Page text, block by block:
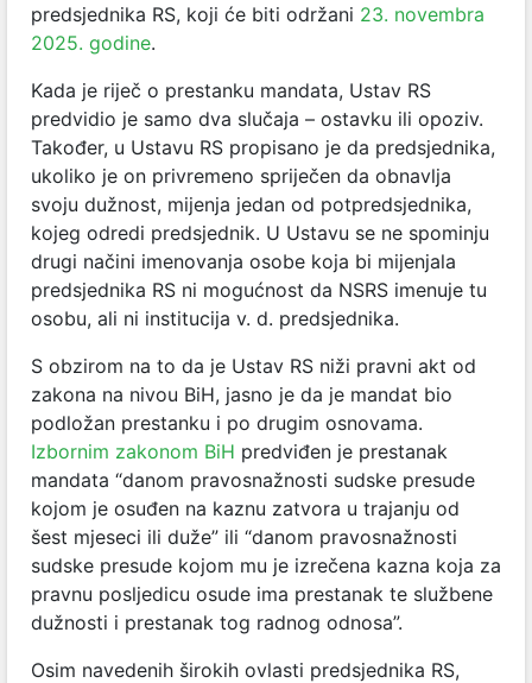
predsjednika RS, koji će biti održani 23. novembra
2025. godine.
Kada je riječ o prestanku mandata, Ustav RS
predvidio je samo dva slučaja – ostavku ili opoziv.
Također, u Ustavu RS propisano je da predsjednika,
ukoliko je on privremeno spriječen da obnavlja
svoju dužnost, mijenja jedan od potpredsjednika,
kojeg odredi predsjednik. U Ustavu se ne spominju
drugi načini imenovanja osobe koja bi mijenjala
predsjednika RS ni mogućnost da NSRS imenuje tu
osobu, ali ni institucija v. d. predsjednika.
S obzirom na to da je Ustav RS niži pravni akt od
zakona na nivou BiH, jasno je da je mandat bio
podložan prestanku i po drugim osnovama.
Izbornim zakonom BiH predviđen je prestanak
mandata “danom pravosnažnosti sudske presude
kojom je osuđen na kaznu zatvora u trajanju od
šest mjeseci ili duže” ili “danom pravosnažnosti
sudske presude kojom mu je izrečena kazna koja za
pravnu posljedicu osude ima prestanak te službene
dužnosti i prestanak tog radnog odnosa”.
Osim navedenih širokih ovlasti predsjednika RS,